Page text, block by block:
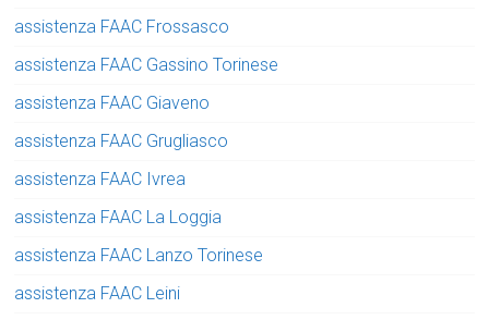
assistenza FAAC Frossasco
assistenza FAAC Gassino Torinese
assistenza FAAC Giaveno
assistenza FAAC Grugliasco
assistenza FAAC Ivrea
assistenza FAAC La Loggia
assistenza FAAC Lanzo Torinese
assistenza FAAC Leini